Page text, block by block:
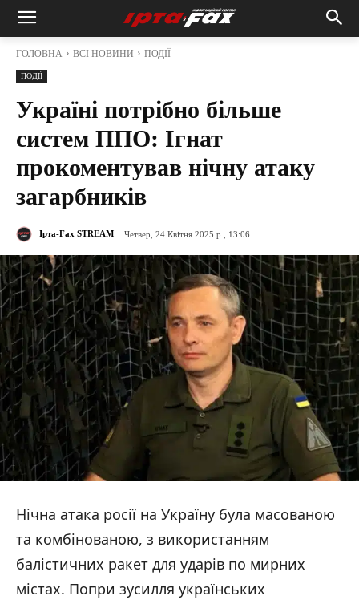
ГОЛОВНА ВСІ НОВИНИ ПОДІЇ
ПОДІЇ
Україні потрібно більше
систем ППО: Ігнат
прокоментував нічну атаку
загарбників
Ірта-Fax STREAM Четвер, 24 Квітня 2025 р., 13:06
Нічна атака росії на Україну була масованою
та комбінованою, з використанням
балістичних ракет для ударів по мирних
містах. Попри зусилля українських